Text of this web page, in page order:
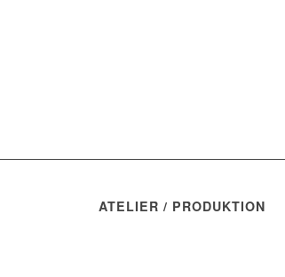
ATELIER / PRODUKTION